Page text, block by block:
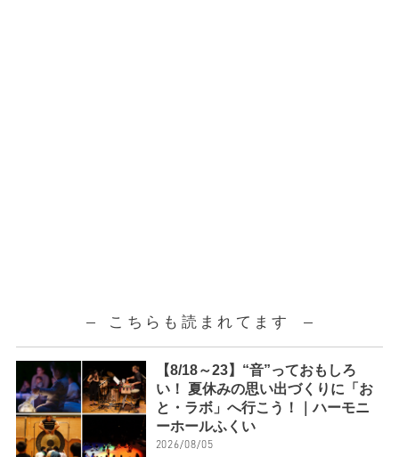
こちらも読まれてます
【8/18～23】“音”っておもしろ
い！ 夏休みの思い出づくりに「お
と・ラボ」へ行こう！｜ハーモニ
ーホールふくい
2026/08/05